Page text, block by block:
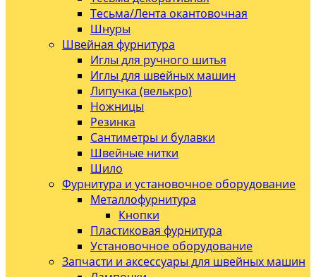
Тесьма/Лента окантовочная
Шнуры
Швейная фурнитура
Иглы для ручного шитья
Иглы для швейных машин
Липучка (велькро)
Ножницы
Резинка
Сантиметры и булавки
Швейные нитки
Шило
Фурнитура и установочное оборудование
Металлофурнитура
Кнопки
Пластиковая фурнитура
Установочное оборудование
Запчасти и аксессуары для швейных машин